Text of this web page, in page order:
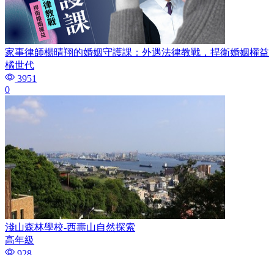
家事律師楊晴翔的婚姻守護課：外遇法律教戰，捍衛婚姻權益
橘世代
3951
0
淺山森林學校-西壽山自然探索
高年級